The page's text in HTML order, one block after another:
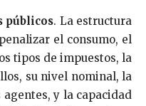
públicos. La estructura
el consumo, el
tipos de impuestos, la
su nivel nominal, la
y la capacidad